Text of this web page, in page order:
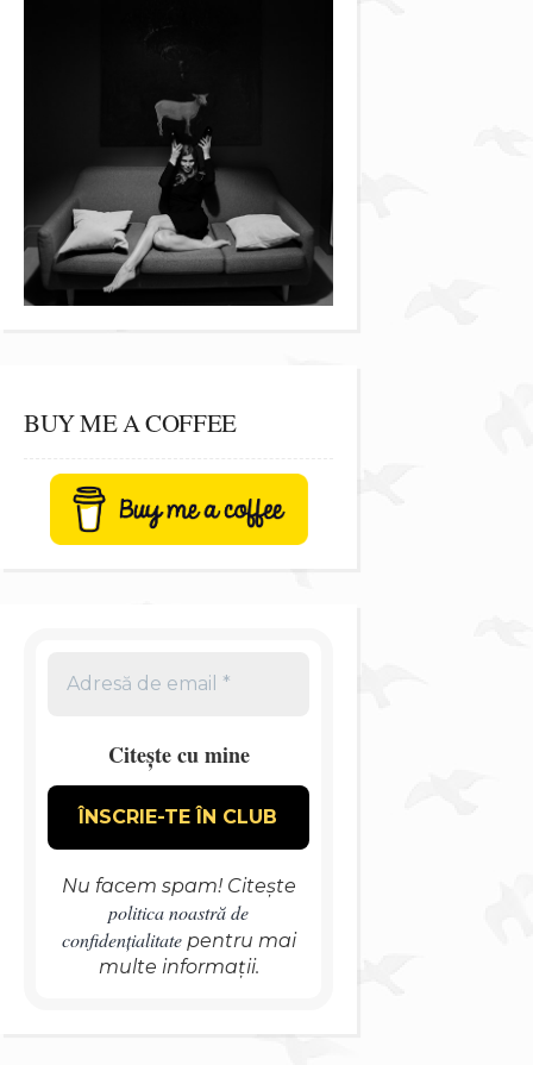
BUY ME A COFFEE
Citește cu mine
Nu facem spam! Citește
politica noastră de
confidențialitatepentru mai
multe informații.